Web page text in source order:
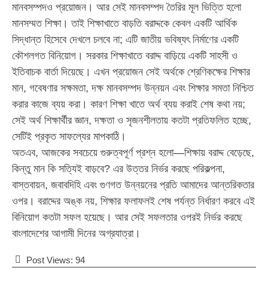
মানবসম্পদও প্রয়োজন। আর সেই মানবসম্পদ তৈরির মূল ভিত্তি হলো
মানসম্মত শিক্ষা। তাই শিক্ষাখাতে বাড়তি বরাদ্দকে কেবল একটি আর্থিক
সিদ্ধান্ত হিসেবে দেখলে চলবে না; এটি জাতীয় ভবিষ্যৎ নির্মাণের একটি
কৌশলগত বিনিয়োগ। সরকার শিক্ষাখাতে বরাদ্দ বাড়িয়ে একটি সাহসী ও
ইতিবাচক বার্তা দিয়েছে। এখন প্রয়োজন সেই অর্থকে শ্রেণিকক্ষের শিক্ষার
মান, গবেষণার সক্ষমতা, দক্ষ মানবসম্পদ উন্নয়ন এবং শিক্ষার সমতা নিশ্চিত
করার কাজে ব্যয় করা। কারণ শিক্ষা খাতে অর্থ ব্যয় করাই শেষ কথা নয়;
সেই অর্থ শিক্ষার্থীর জ্ঞান, দক্ষতা ও সৃজনশীলতায় কতটা প্রতিফলিত হচ্ছে,
সেটিই প্রকৃত সাফল্যের মাপকাঠি।
অতএব, আজকের সবচেয়ে গুরুত্বপূর্ণ প্রশ্ন হলো—শিক্ষায় বরাদ্দ বেড়েছে,
কিন্তু মান কি সত্যিই বাড়বে? এর উত্তর নির্ভর করছে পরিকল্পনা,
বাস্তবায়ন, জবাবদিহি এবং গুণগত উন্নয়নের প্রতি আমাদের আন্তরিকতার
ওপর। বরাদ্দের অঙ্ক নয়, শিক্ষার ফলাফলই শেষ পর্যন্ত নির্ধারণ করবে এই
বিনিয়োগ কতটা সফল হয়েছে। আর সেই সফলতার ওপরই নির্ভর করছে
বাংলাদেশের আগামী দিনের অগ্রযাত্রা।
Post Views: 94